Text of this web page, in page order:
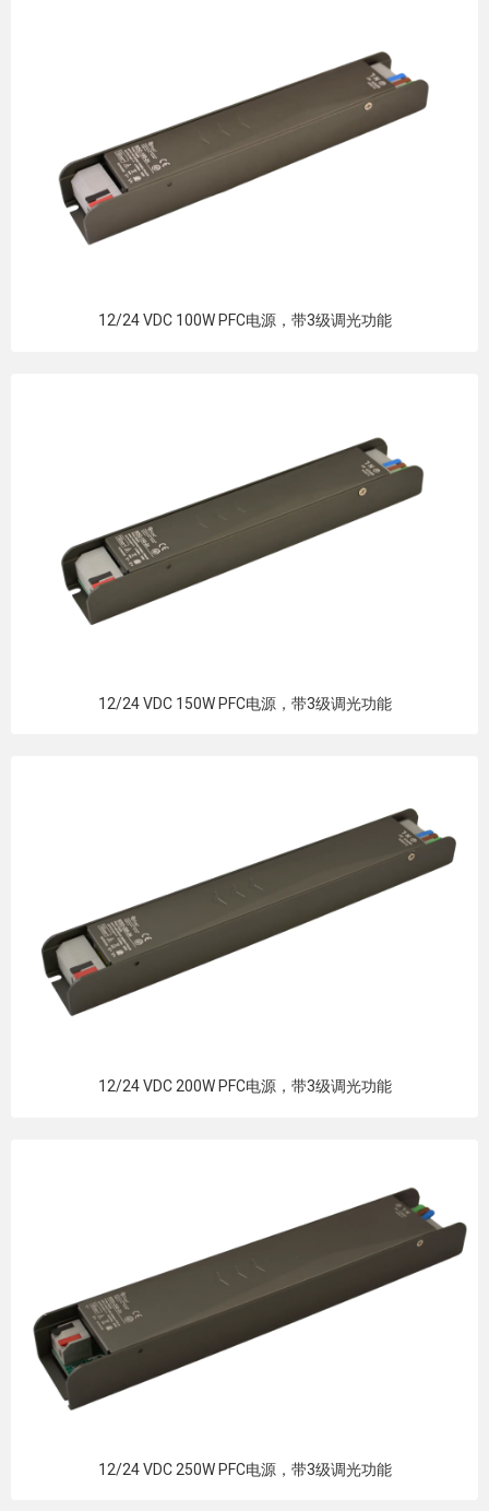
12/24 VDC 100W PFC电源，带3级调光功能
12/24 VDC 150W PFC电源，带3级调光功能
12/24 VDC 200W PFC电源，带3级调光功能
12/24 VDC 250W PFC电源，带3级调光功能